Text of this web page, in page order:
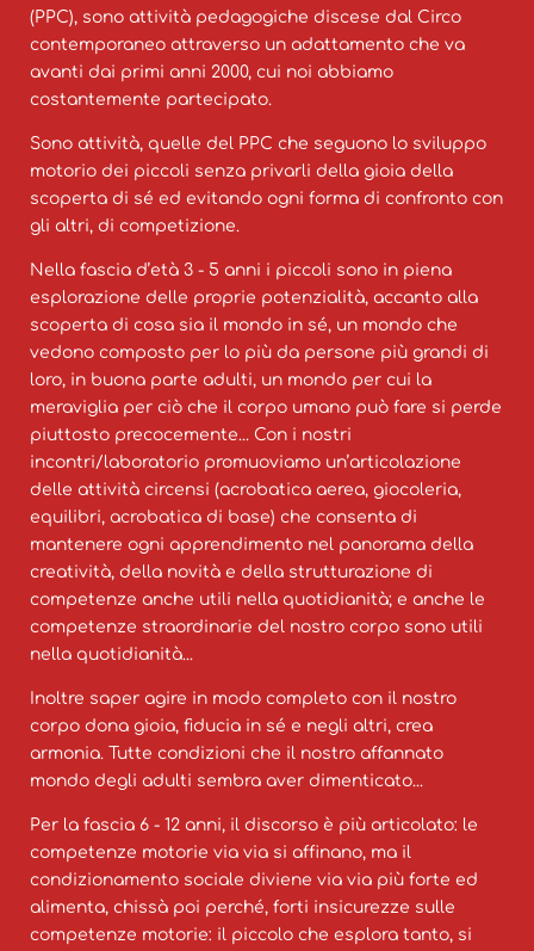
(PPC), sono attività pedagogiche discese dal Circo
contemporaneo attraverso un adattamento che va
avanti dai primi anni 2000, cui noi abbiamo
costantemente partecipato.
Sono attività, quelle del PPC che seguono lo sviluppo
motorio dei piccoli senza privarli della gioia della
scoperta di sé ed evitando ogni forma di confronto con
gli altri, di competizione.
Nella fascia d’età 3 - 5 anni i piccoli sono in piena
esplorazione delle proprie potenzialità, accanto alla
scoperta di cosa sia il mondo in sé, un mondo che
vedono composto per lo più da persone più grandi di
loro, in buona parte adulti, un mondo per cui la
meraviglia per ciò che il corpo umano può fare si perde
piuttosto precocemente... Con i nostri
incontri/laboratorio promuoviamo un’articolazione
delle attività circensi (acrobatica aerea, giocoleria,
equilibri, acrobatica di base) che consenta di
mantenere ogni apprendimento nel panorama della
creatività, della novità e della strutturazione di
competenze anche utili nella quotidianità; e anche le
competenze straordinarie del nostro corpo sono utili
nella quotidianità...
Inoltre saper agire in modo completo con il nostro
corpo dona gioia, fiducia in sé e negli altri, crea
armonia. Tutte condizioni che il nostro affannato
mondo degli adulti sembra aver dimenticato...
Per la fascia 6 - 12 anni, il discorso è più articolato: le
competenze motorie via via si affinano, ma il
condizionamento sociale diviene via via più forte ed
alimenta, chissà poi perché, forti insicurezze sulle
competenze motorie: il piccolo che esplora tanto, si